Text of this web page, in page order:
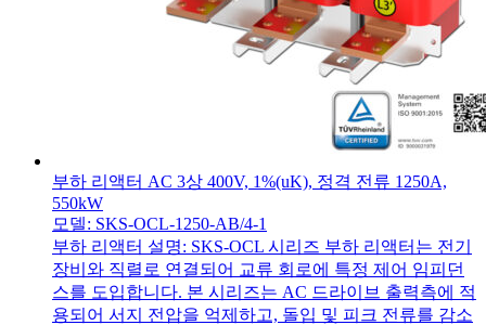
부하 리액터 AC 3상 400V, 1%(uK), 정격 전류 1250A,
550kW
모델: SKS-OCL-1250-AB/4-1
부하 리액터 설명: SKS-OCL 시리즈 부하 리액터는 전기
장비와 직렬로 연결되어 교류 회로에 특정 제어 임피던
스를 도입합니다. 본 시리즈는 AC 드라이브 출력측에 적
용되어 서지 전압을 억제하고, 돌입 및 피크 전류를 감소